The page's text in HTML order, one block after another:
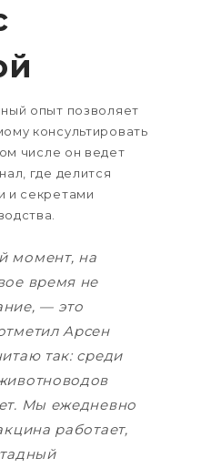
опыт позволяет
консультировать
числе он ведет
где делится
и секретами
момент, на
время не
— это
Арсен
так: среди
Мы ежедневно
работает,